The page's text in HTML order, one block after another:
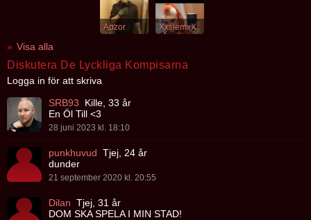
Apzor XxslemxX
Visa alla
Diskutera De Lyckliga Kompisarna
Logga in för att skriva
SRB93
Kille, 33 år
En Öl Till <3
28 juni 2023 kl. 18:10
punkhuvud Tjej, 24 år
dunder
21 september 2020 kl. 20:55
Dilan Tjej, 31 år
DOM SKA SPELA I MIN STAD!